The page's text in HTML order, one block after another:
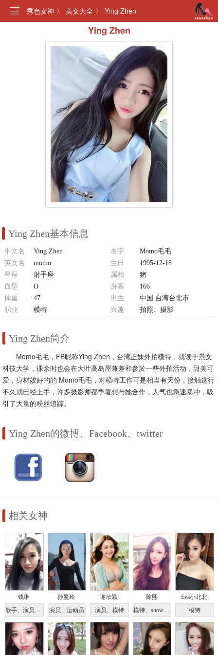
秀色女神 〉 美女大全 〉 Ying Zhen
Ying Zhen
Ying Zhen基本信息
中文名 Ying Zhen 名字
Momo毛毛
英文名
momo 生日
1995-12-18
星座
射手座 属相
猪
血型
O 身高
166
体重
47 出生
中国 台湾台北市
职业
模特 兴趣 拍照、摄影
Ying Zhen简介
Momo毛毛，FB昵称Ying Zhen，台湾正妹外拍模特，就读于景文
科技大学，课余时也会在大叶高岛屋兼差和参於一些外拍活动，甜美可
爱，身材姣好的的 Momo毛毛，对模特工作可是相当有天份，接触这行
不久就已经上手，许多摄影师都争著想与她合作，人气也急速暴冲，吸
引了大量的粉丝追踪。
Ying Zhen的微博、Facebook、twitter
相关女神
钱琳
歌手、演员、主持人
孙曼玲
演员、运动员
谢欣颖
演员、模特
陈熙
模特、showgirl
Eva小北北
模特